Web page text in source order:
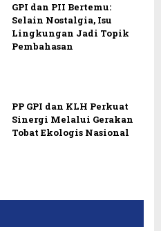
GPI dan PII Bertemu:
Selain Nostalgia, Isu
Lingkungan Jadi Topik
Pembahasan
PP GPI dan KLH Perkuat
Sinergi Melalui Gerakan
Tobat Ekologis Nasional